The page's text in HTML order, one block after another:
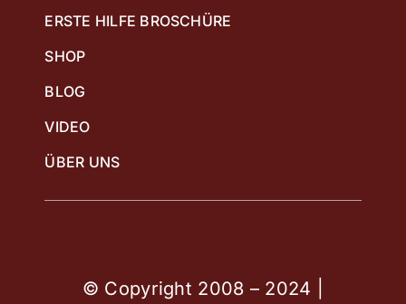
ERSTE HILFE BROSCHÜRE
SHOP
BLOG
VIDEO
ÜBER UNS
© Copyright 2008 – 2024 |